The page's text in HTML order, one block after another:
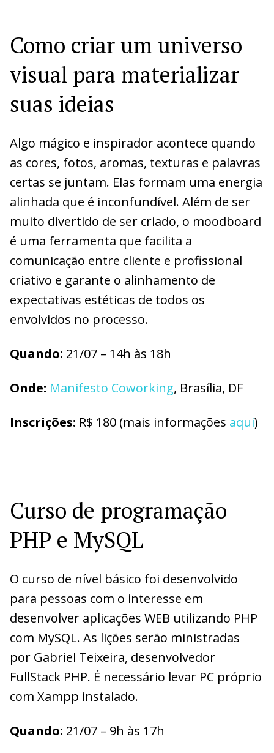
Como criar um universo
visual para materializar
suas ideias
Algo mágico e inspirador acontece quando
as cores, fotos, aromas, texturas e palavras
certas se juntam. Elas formam uma energia
alinhada que é inconfundível. Além de ser
muito divertido de ser criado, o moodboard
é uma ferramenta que facilita a
comunicação entre cliente e profissional
criativo e garante o alinhamento de
expectativas estéticas de todos os
envolvidos no processo.
Quando: 21/07 – 14h às 18h
Onde: Manifesto Coworking, Brasília, DF
Inscrições: R$ 180 (mais informações aqui)
Curso de programação
PHP e MySQL
O curso de nível básico foi desenvolvido
para pessoas com o interesse em
desenvolver aplicações WEB utilizando PHP
com MySQL. As lições serão ministradas
por Gabriel Teixeira, desenvolvedor
FullStack PHP. É necessário levar PC próprio
com Xampp instalado.
Quando: 21/07 – 9h às 17h